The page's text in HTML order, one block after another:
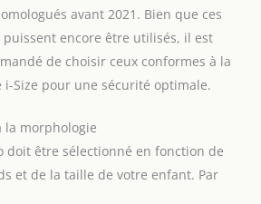
avant 2021. Bien que ces
puissent encore être utilisés, il est
de choisir ceux conformes à la
i-Size pour une sécurité optimale.
la morphologie
doit être sélectionné en fonction de
et de la taille de votre enfant. Par